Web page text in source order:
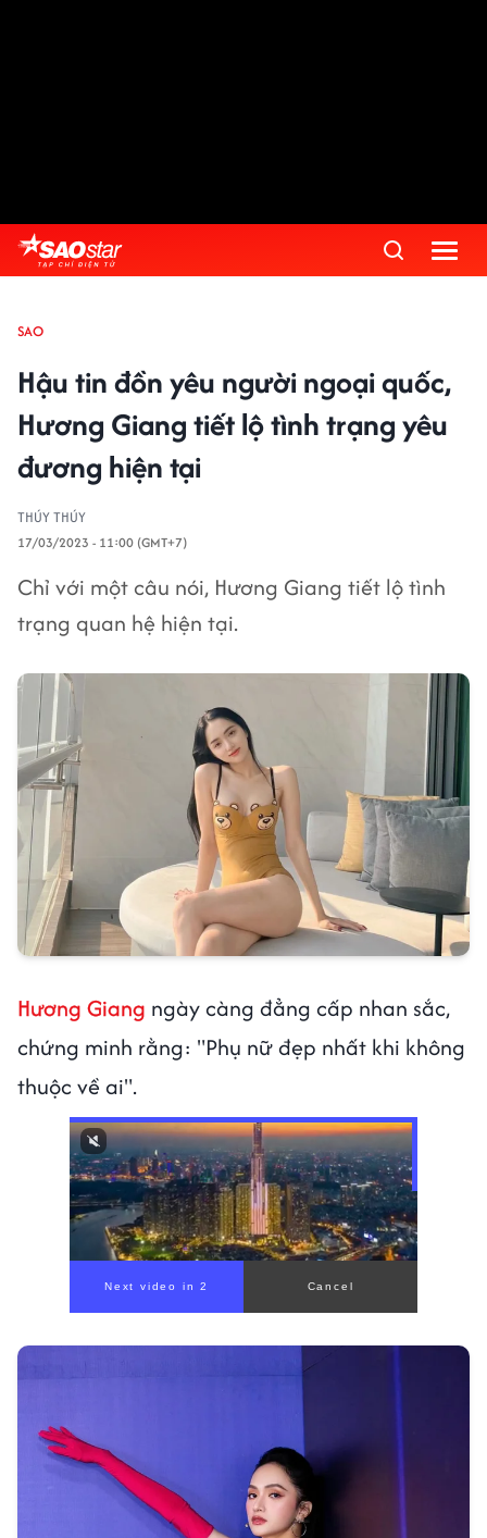
SAO
Hậu tin đồn yêu người ngoại quốc,
Hương Giang tiết lộ tình trạng yêu
đương hiện tại
THÚY THÚY
17/03/2023 - 11:00 (GMT+7)
Chỉ với một câu nói, Hương Giang tiết lộ tình
trạng quan hệ hiện tại.
Hương Giang ngày càng đẳng cấp nhan sắc,
chứng minh rằng: "Phụ nữ đẹp nhất khi không
thuộc về ai".